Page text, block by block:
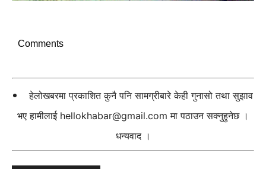
Comments
हेलोखबरमा प्रकाशित कुनै पनि सामग्रीबारे केही गुनासो तथा सुझाव
भए हामीलाई hellokhabar@gmail.com मा पठाउन सक्नुहुनेछ ।
धन्यवाद ।